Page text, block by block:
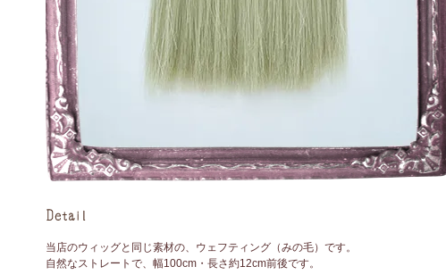
当店のウィッグと同じ素材の、ウェフティング（みの毛）です。
自然なストレートで、幅100cm・長さ約12cm前後です。